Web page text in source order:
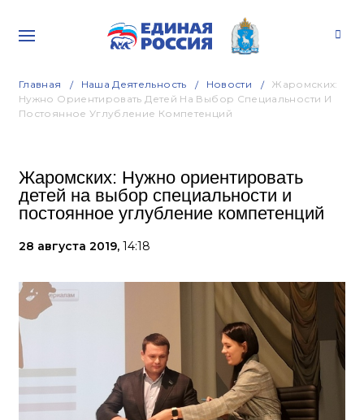
Главная Наша Деятельность Новости
Жаромских:
Нужно Ориентировать Детей На Выбор Специальности И
Постоянное Углубление Компетенций
Жаромских: Нужно ориентировать
детей на выбор специальности и
постоянное углубление компетенций
28 августа 2019, 14:18